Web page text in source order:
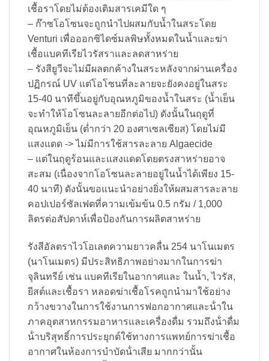
เชื้อราโดยไม่ต้องเติมสารเคมีใด ๆ
– ก๊าซโอโซนจะถูกนำไปผสมกับน้ำในสระโดย
Venturi เพื่อออกซิไดซ์มลพิษทั้งหมดในน้ำและฆ่า
เชื้อแบคทีเรียไวรัสราและลดสาหร่าย
– รังสียูวีจะไม่มีผลตกค้างในสระหลังจากผ่านเครื่อง
ปฏิกรณ์ UV แต่โอโซนที่ละลายจะยังคงอยู่ในสระ
15-40 นาทีขึ้นอยู่กับอุณหภูมิของน้ำในสระ (น้ำเย็น
จะทำให้โอโซนละลายอีกต่อไป) ดังนั้นในฤดูที่
อุณหภูมิเย็น (ต่ำกว่า 20 องศาเซลเซียส) โดยไม่มี
แสงแดด -> ไม่มีการใช้สารละลาย Algaecide
– แต่ในฤดูร้อนและแสงแดดโดยตรงสาหร่ายอาจ
สะสม (เนื่องจากโอโซนละลายอยู่ในน้ำได้เพียง 15-
40 นาที) ดังนั้นขอแนะนำอย่างยิ่งให้ผสมสารละลาย
คอปเปอร์ซัลเฟตที่ความเข้มข้น 0.5 กรัม / 1,000
ลิตรต่อสัปดาห์เพื่อป้องกันการผลิตสาหร่าย
รังสีอัลตราไวโอเลตความยาวคลื่น 254 นาโนเมตร
(นาโนเมตร) มีประสิทธิภาพอย่างมากในการฆ่า
จุลินทรีย์ เช่น แบคทีเรียในอากาศและ ในน้ำ, ไวรัส,
ยีสต์และเชื้อรา หลอดฆ่าเชื้อโรคถูกนํามาใช้อย่าง
กว้างขวางในการใช้งานการฟอกอากาศและน้ําใน
ภาคอุตสาหกรรมอาหารและเครื่องดื่ม รวมถึงน้ําดื่ม
น้ําบริสุทธิ์การประยุกต์ใช้ทางการแพทย์การฆ่าเชื้อ
อากาศในห้องการบําบัดน้ําเสีย มากกว่านั้น